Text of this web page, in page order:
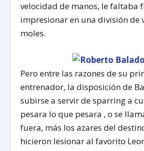
velocidad de manos, le faltaba
impresionar en una división de
moles.
Pero entre las razones de su
entrenador, la disposición de
subirse a servir de sparring a
pesara lo que pesara , o se
fuera, más los azares del
hicieron lesionar al favorito